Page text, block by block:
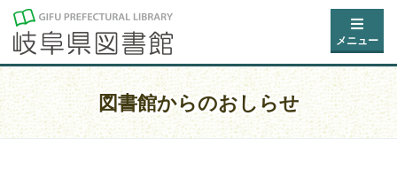
メニュー
図書館からのおしらせ